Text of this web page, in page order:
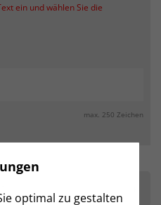
optimal zu gestalten
ein und wählen Sie die
max. 250 Zeichen